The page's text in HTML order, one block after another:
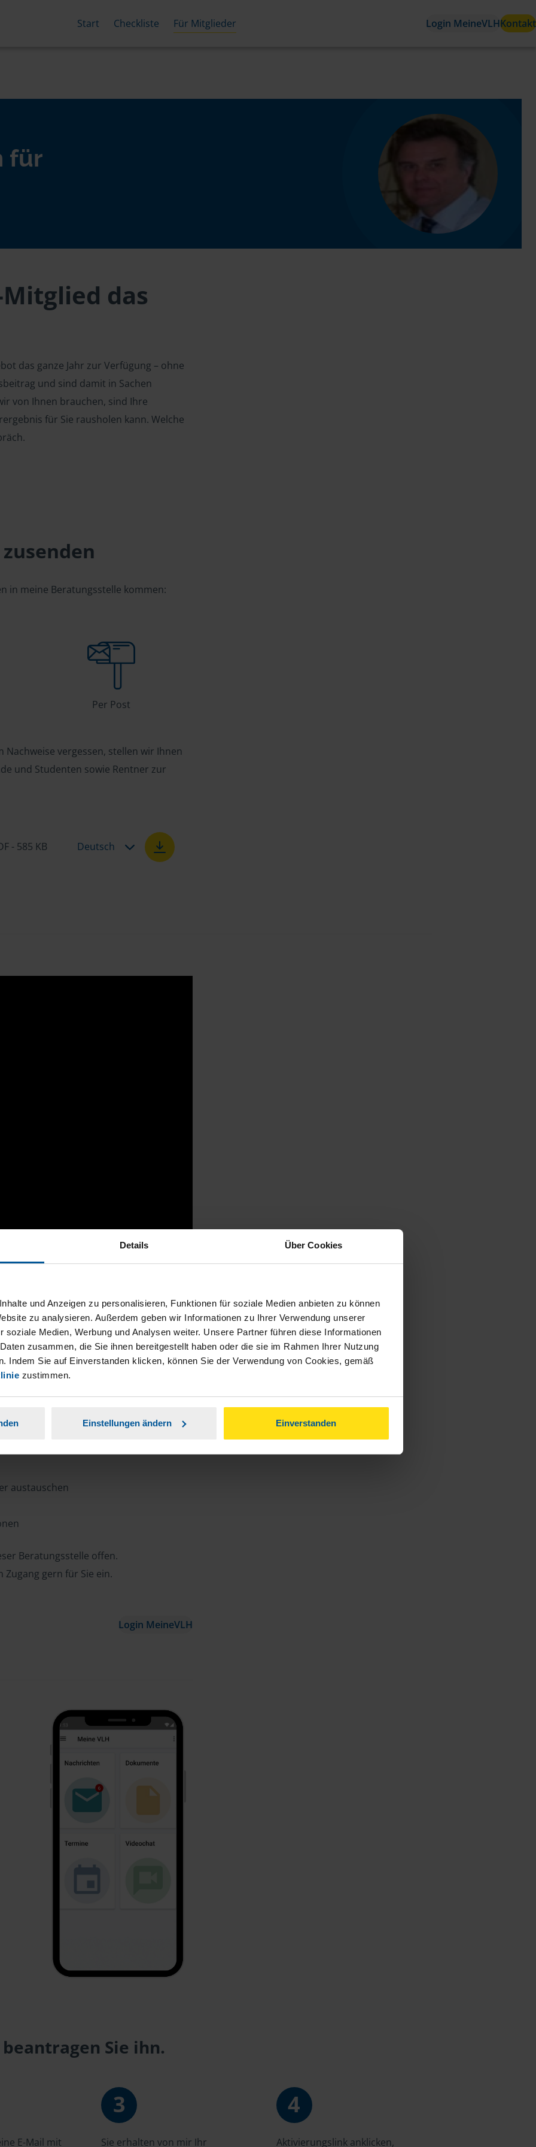
Details Über Cookies
und Anzeigen zu personalisieren, Funktionen für soziale Medien anbieten zu können
zu analysieren. Außerdem geben wir Informationen zu Ihrer Verwendung unserer
soziale Medien, Werbung und Analysen weiter. Unsere Partner führen diese Informationen
zusammen, die Sie ihnen bereitgestellt haben oder die sie im Rahmen Ihrer Nutzung
Indem Sie auf Einverstanden klicken, können Sie der Verwendung von Cookies, gemäß
zustimmen.
Einstellungen ändern Einverstanden
Start Checkliste Für Mitglieder Login MeineVLHKontakt
für
das
das ganze Jahr zur Verfügung – ohne
und sind damit in Sachen
von Ihnen brauchen, sind Ihre
für Sie rausholen kann. Welche
in meine Beratungsstelle kommen:
Per Post
vergessen, stellen wir Ihnen
und Studenten sowie Rentner zur
- 585 KB Deutsch
Zeit und Porto sparen und jederzeit
austauschen
Beratungsstelle offen.
gern für Sie ein.
Login MeineVLH
Sie ihn.
E-Mail mit
3
Sie erhalten von mir Ihr
4
Aktivierungslink anklicken,